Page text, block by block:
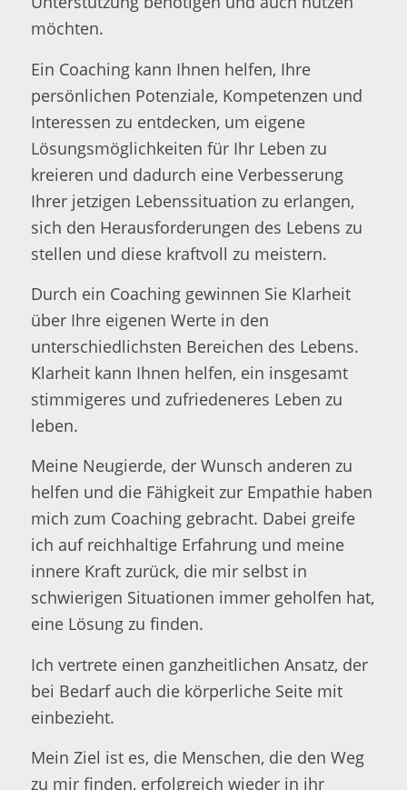
möchten.
Ein Coaching kann Ihnen helfen, Ihre
persönlichen Potenziale, Kompetenzen und
Interessen zu entdecken, um eigene
Lösungsmöglichkeiten für Ihr Leben zu
kreieren und dadurch eine Verbesserung
Ihrer jetzigen Lebenssituation zu erlangen,
sich den Herausforderungen des Lebens zu
stellen und diese kraftvoll zu meistern.
Durch ein Coaching gewinnen Sie Klarheit
über Ihre eigenen Werte in den
unterschiedlichsten Bereichen des Lebens.
Klarheit kann Ihnen helfen, ein insgesamt
stimmigeres und zufriedeneres Leben zu
leben.
Meine Neugierde, der Wunsch anderen zu
helfen und die Fähigkeit zur Empathie haben
mich zum Coaching gebracht. Dabei greife
ich auf reichhaltige Erfahrung und meine
innere Kraft zurück, die mir selbst in
schwierigen Situationen immer geholfen hat,
eine Lösung zu finden.
Ich vertrete einen ganzheitlichen Ansatz, der
bei Bedarf auch die körperliche Seite mit
einbezieht.
Mein Ziel ist es, die Menschen, die den Weg
zu mir finden, erfolgreich wieder in ihr